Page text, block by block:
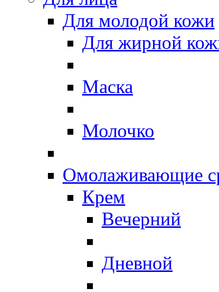
Для молодой кожи
Для жирной
Маска
Молочко
Омолаживающие
Крем
Вечерний
Дневной